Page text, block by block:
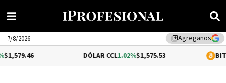
library_addAgreganos
7/8/2026
1.02%$1,575.53 -0.42%